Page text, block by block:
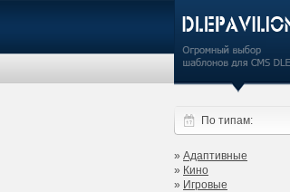
По типам:
» Адаптивные
» Кино
» Игровые